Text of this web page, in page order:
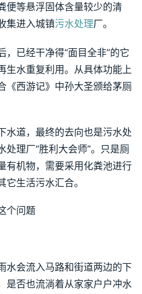
便等悬浮固体含量较少的清
集进入城镇污水处理厂。
已经干净得“面目全非”的它
生水重复利用。从具体功能上
《西游记》中孙大圣颁给茅厕
水道，最终的去向也是污水处
理厂“胜利大会师”。只是厕
有机物，需要采用化粪池进行
生活污水汇合。
水会流入马路和街道两边的下
是否也流淌着从家家户户冲水